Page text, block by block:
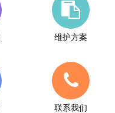
维护方案
联系我们